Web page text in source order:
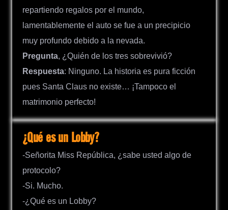
repartiendo regalos por el mundo,
lamentablemente el auto se fue a un precipicio
muy profundo debido a la nevada.
Pregunta, ¿Quién de los tres sobrevivió?
Respuesta: Ninguno. La historia es pura ficción
pues Santa Claus no existe… ¡Tampoco el
matrimonio perfecto!
¿Qué es un Lobby?
-Señorita Miss República, ¿sabe usted algo de
protocolo?
-Si. Mucho.
-¿Qué es un Lobby?